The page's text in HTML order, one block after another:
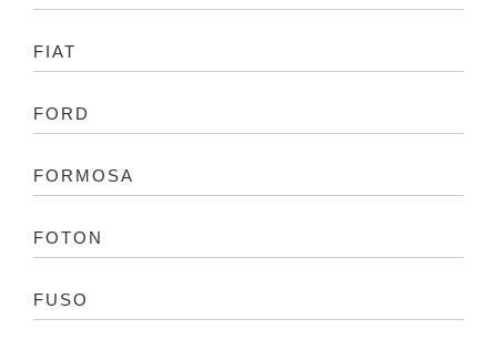
FIAT
FORD
FORMOSA
FOTON
FUSO